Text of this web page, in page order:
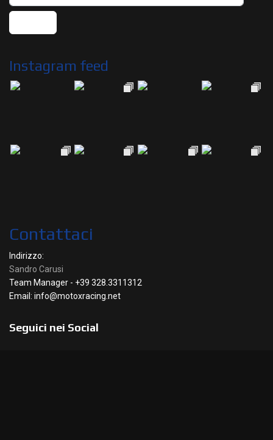
Instagram feed
Contattaci
Indirizzo:
Sandro Carusi
Team Manager - +39 328.3311312
Email: info@motoxracing.net
Seguici nei Social